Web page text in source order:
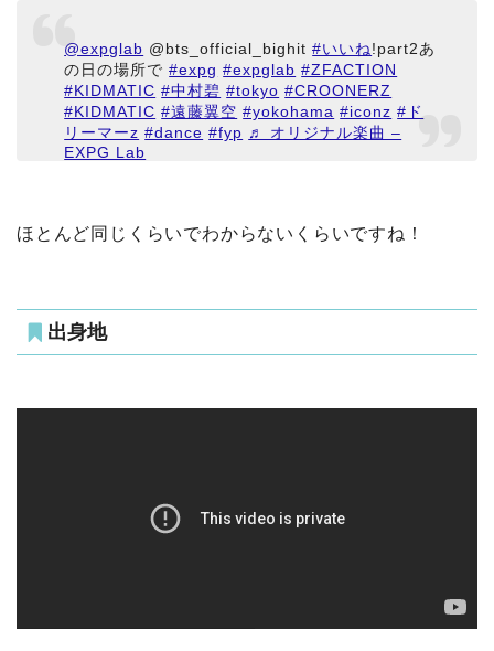
@expglab @bts_official_bighit#いいね!part2あ
の日の場所で#expg #expglab #ZFACTION
#KIDMATIC #中村碧 #tokyo #CROONERZ
#KIDMATIC #遠藤翼空 #yokohama #iconz #ド
リーマーz #dance #fyp ♬ オリジナル楽曲 –
EXPG Lab
ほとんど同じくらいでわからないくらいですね！
出身地